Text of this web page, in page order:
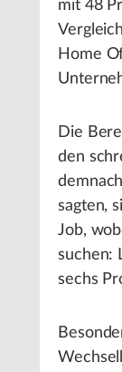
mit 48
Home
Die
den
sagten,
Job,
suchen:
sechs